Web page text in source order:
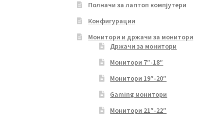
Полначи за лаптоп компјутери
Конфигурации
Монитори и држачи за монитори
Држачи за монитори
Монитори 7″-18″
Монитори 19″-20″
Gaming монитори
Монитори 21″-22″